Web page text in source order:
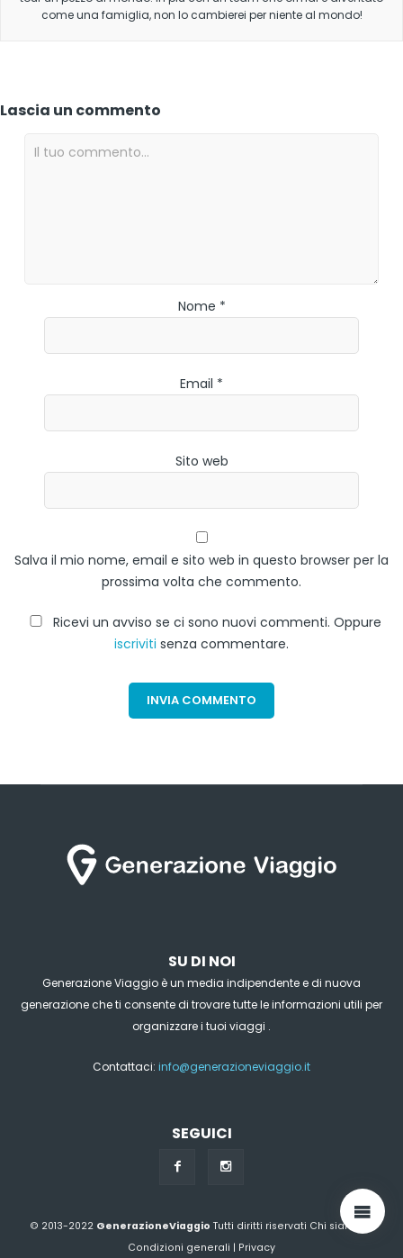
come una famiglia, non lo cambierei per niente al mondo!
Lascia un commento
Nome *
Email *
Sito web
Salva il mio nome, email e sito web in questo browser per la
prossima volta che commento.
Ricevi un avviso se ci sono nuovi commenti. Oppure
iscriviti senza commentare.
SU DI NOI
Generazione Viaggio è un media indipendente e di nuova
generazione che ti consente di trovare tutte le informazioni utili per
organizzare i tuoi viaggi .
Contattaci: info@generazioneviaggio.it
SEGUICI
© 2013-2022 GenerazioneViaggio Tutti diritti riservati Chi siamo?
Condizioni generali | Privacy